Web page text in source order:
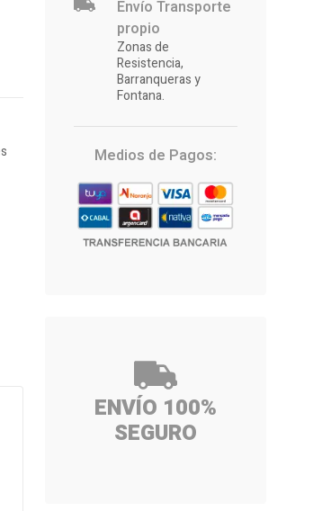
Envío Transporte
propio
Zonas de
Resistencia,
Barranqueras y
Fontana.
Medios de Pagos:
ENVÍO 100%
SEGURO